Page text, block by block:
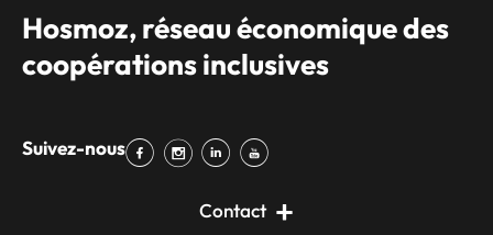
Hosmoz, réseau économique des
coopérations inclusives
Suivez-nous
Contact